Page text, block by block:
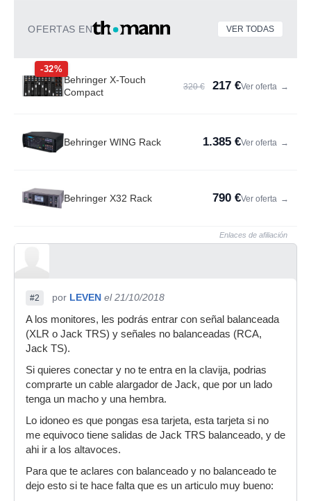
OFERTAS EN VER TODAS
-32%
Behringer X-Touch
Compact
320 € 217 €Ver oferta →
Behringer WING Rack 1.385 €Ver oferta →
Behringer X32 Rack 790 €Ver oferta →
Enlaces de afiliación
#2 por LEVEN el 21/10/2018
A los monitores, les podrás entrar con señal balanceada
(XLR o Jack TRS) y señales no balanceadas (RCA,
Jack TS).
Si quieres conectar y no te entra en la clavija, podrias
comprarte un cable alargador de Jack, que por un lado
tenga un macho y una hembra.
Lo idoneo es que pongas esa tarjeta, esta tarjeta si no
me equivoco tiene salidas de Jack TRS balanceado, y de
ahi ir a los altavoces.
Para que te aclares con balanceado y no balanceado te
dejo esto si te hace falta que es un articulo muy bueno: